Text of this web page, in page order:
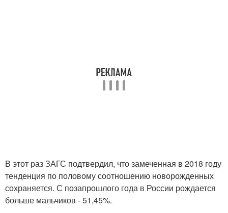
В этот раз ЗАГС подтвердил, что замеченная в 2018 году
тенденция по половому соотношению новорожденных
сохраняется. С позапрошлого года в России рождается
больше мальчиков - 51,45%.